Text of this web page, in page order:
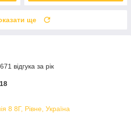
ще
відгука за рік
8 8Г, Рівне, Україна